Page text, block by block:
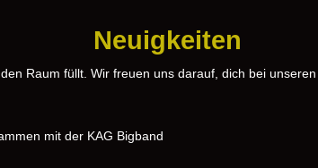
Neuigkeiten
Raum füllt. Wir freuen uns darauf, dich bei
mit der KAG Bigband